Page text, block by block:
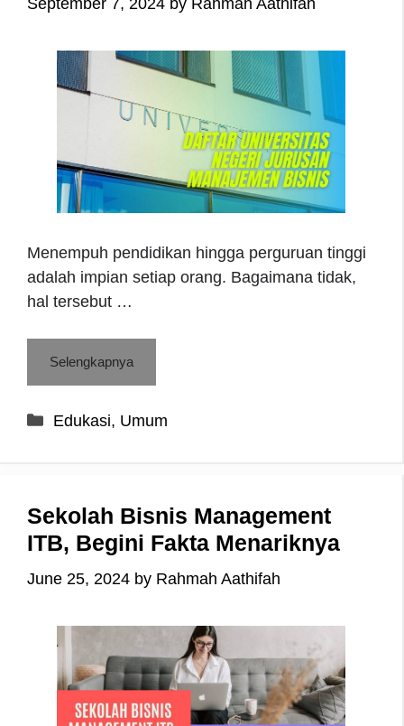
Menempuh pendidikan hingga perguruan tinggi
adalah impian setiap orang. Bagaimana tidak,
hal tersebut …
Selengkapnya
Categories
Edukasi, Umum
Sekolah Bisnis Management
ITB, Begini Fakta Menariknya
June 25, 2024 by Rahmah Aathifah